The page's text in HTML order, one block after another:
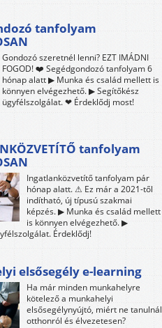
tanfolyam
Gondozó szeretnél lenni? EZT IMÁDNI
FOGOD! ❤️ Segédgondozó tanfolyam 6
hónap alatt ▶ Munka és család mellett is
könnyen elvégezhető. ▶ Segítőkész
ügyfélszolgálat. ❤ Érdeklődj most!
tanfolyam
Ingatlanközvetítő tanfolyam pár
hónap alatt. ⚠ Ez már a 2021-től
indítható, új típusú szakmai
képzés. ▶ Munka és család mellett
is könnyen elvégezhető. ▶
Érdeklődj!
elsősegély e-learning
Ha már minden munkahelyre
kötelező a munkahelyi
elsősegélynyújtó, miért ne tanulnál
otthonról és élvezetesen?